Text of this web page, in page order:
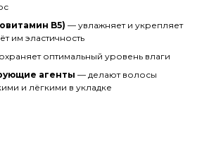
B5) — увлажняет и укрепляет
им эластичность
оптимальный уровень влаги
агенты — делают волосы
и лёгкими в укладке